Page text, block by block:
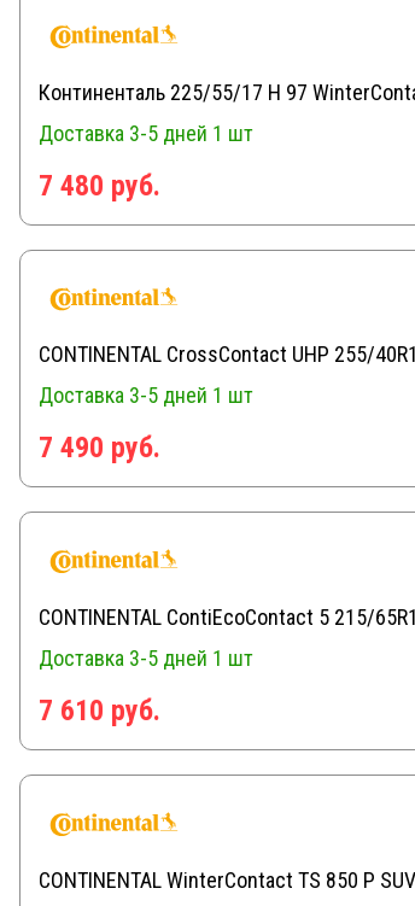
Континенталь 225/55/17 H 97
Доставка 3-5 дней 1 шт
7 480 руб.
CONTINENTAL CrossContact UHP 255/
Доставка 3-5 дней 1 шт
7 490 руб.
CONTINENTAL ContiEcoContact 5 215/
Доставка 3-5 дней 1 шт
7 610 руб.
CONTINENTAL WinterContact TS 850 P